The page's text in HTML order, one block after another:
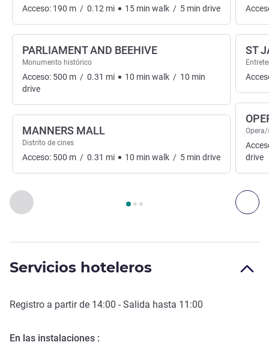
Anterior - Arte, cultura y entretenimiento
Página , Arte, cultura y entretenimiento 1 :, Arte,
Acceso: 190 m / 0.12 mi 15 min walk / 5 min drive
PARLIAMENT AND BEEHIVE
Monumento histórico
Acceso: 500 m / 0.31 mi 10 min walk / 10 min
drive
MANNERS MALL
Distrito de cines
Acceso: 500 m / 0.31 mi 10 min walk / 5 min drive
ST
drive
Servicios hoteleros
Registro a partir de 14:00 - Salida hasta 11:00
En las instalaciones